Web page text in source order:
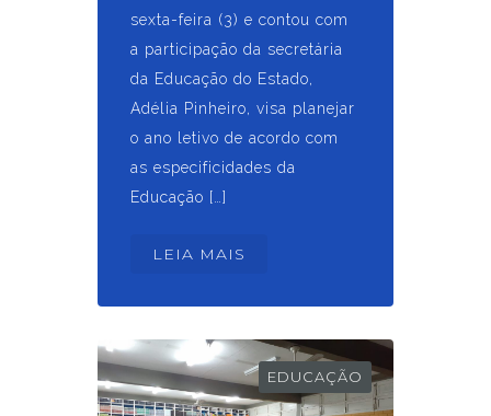
sexta-feira (3) e contou com
a participação da secretária
da Educação do Estado,
Adélia Pinheiro, visa planejar
o ano letivo de acordo com
as especificidades da
Educação […]
LEIA MAIS
EDUCAÇÃO